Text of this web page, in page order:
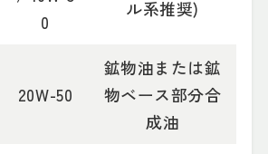
0
ル系推奨)
20W-50
鉱物油または鉱
物ベース部分合
成油